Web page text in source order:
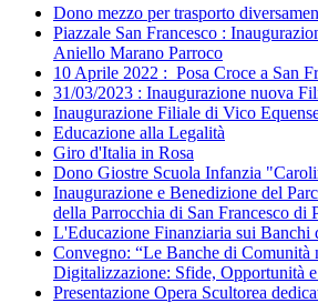
Dono mezzo per trasporto
Piazzale San Francesco :
Aniello Marano Parroco
10 Aprile 2022 : Posa Croce a San
31/03/2023 : Inaugurazione nuova
Inaugurazione Filiale di Vico
Educazione alla Legalità
Giro d'Italia in Rosa
Dono Giostre Scuola Infanzia
Inaugurazione e Benedizione del
della Parrocchia di San Francesco di
L'Educazione Finanziaria sui Banchi
Convegno: “Le Banche di Comunità
Digitalizzazione: Sfide, Opportunità
Presentazione Opera Scultorea